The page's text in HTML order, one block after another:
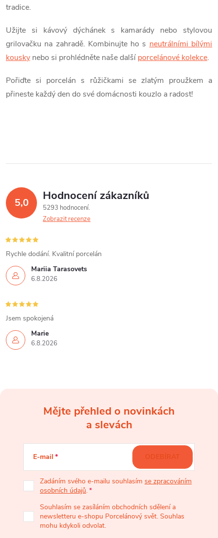
tradice.
Užijte si kávový dýchánek s kamarády nebo stylovou
grilovačku na zahradě. Kombinujte ho s neutrálními bílými
kousky nebo si prohlédněte naše další porcelánové kolekce.
Pořiďte si porcelán s růžičkami se zlatým proužkem a
přineste každý den do své domácnosti kouzlo a radost!
5,0 Hodnocení zákazníků
5293 hodnocení
Zobrazit recenze
Mariia Tarasovets
6.8.2026
Rychle dodání. Kvalitní porcelán
Marie
6.8.2026
Jsem spokojená
Mějte přehled o novinkách
a slevách
E-mail
Zadáním svého e-mailu souhlasím se zpracováním
osobních údajů.
Souhlasím se zasíláním obchodních sdělení a
newsletteru e-shopu Porcelánový svět. Souhlas
mohu kdykoli odvolat.
ODEBÍRAT